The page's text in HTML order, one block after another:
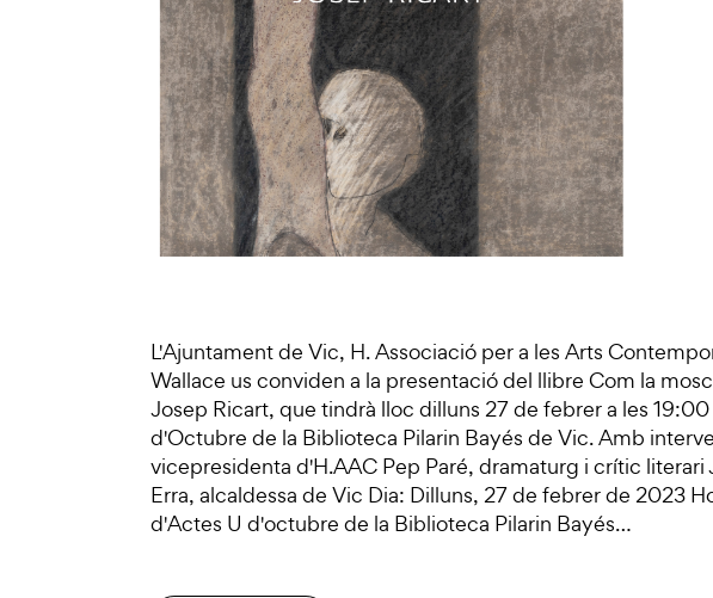
L'Ajuntament de Vic, H. Associació per a les Arts
Wallace us conviden a la presentació del llibre Com la
Josep Ricart, que tindrà lloc dilluns 27 de febrer a les 19:00
d'Octubre de la Biblioteca Pilarin Bayés de Vic. Amb
vicepresidenta d'H.AAC Pep Paré, dramaturg i crític literari
Erra, alcaldessa de Vic Dia: Dilluns, 27 de febrer de 2023
d'Actes U d'octubre de la Biblioteca Pilarin Bayés…